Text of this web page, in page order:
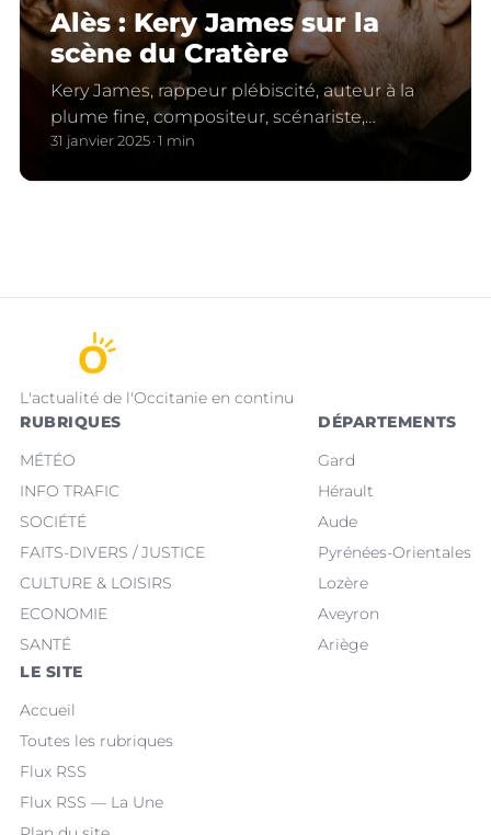
Alès : Kery James sur la
scène du Cratère
Kery James, rappeur plébiscité, auteur à la
plume fine, compositeur, scénariste,
réalisateur et poète, fait son retour sur les
31 janvier 2025 1 min
L'actualité de l'Occitanie en continu
RUBRIQUES
MÉTÉO
INFO TRAFIC
SOCIÉTÉ
FAITS-DIVERS / JUSTICE
CULTURE & LOISIRS
ECONOMIE
SANTÉ
DÉPARTEMENTS
Gard
Hérault
Aude
Pyrénées-Orientales
Lozère
Aveyron
Ariège
LE SITE
Accueil
Toutes les rubriques
Flux RSS
Flux RSS — La Une